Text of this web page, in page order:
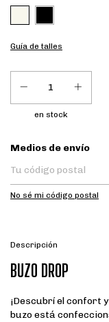
Guía de talles
en stock
Entregas para el CP:
Medios de envío
No sé mi código postal
Descripción
BUZO DROP
¡Descubrí el confort
buzo está